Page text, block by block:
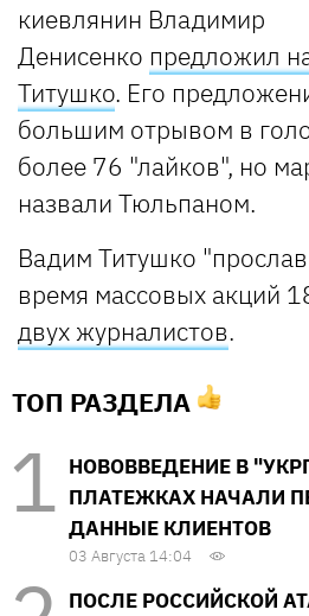
киевлянин Владимир
Денисенко предложил
Титушко. Его
большим отрывом в
более 76 "лайков", но
назвали Тюльпаном.
Вадим Титушко
время массовых акций
двух журналистов.
ТОП РАЗДЕЛА
НОВОВВЕДЕНИЕ В
ПЛАТЕЖКАХ НАЧАЛИ
ДАННЫЕ КЛИЕНТОВ
03 Августа 14:04
ПОСЛЕ РОССИЙСКОЙ